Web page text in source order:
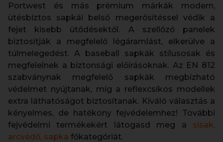
Portwest és más prémium márkák modern,
ütésbiztos sapkái belső megerősítéssel védik a
fejet kisebb ütődésektől. A szellőző panelek
biztosítják a megfelelő légáramlást, elkerülve a
túlmelegedést. A baseball sapkák stílusosak és
megfelelnek a biztonsági előírásoknak. Az EN 812
szabványnak megfelelő sapkák megbízható
védelmet nyújtanak, míg a reflexcsíkos modellek
extra láthatóságot biztosítanak. Kiváló választás a
kényelmes, de hatékony fejvédelemhez! További
fejvédelmi termékekért látogasd meg a sisak,
arcvédő, sapka főkategóriát.